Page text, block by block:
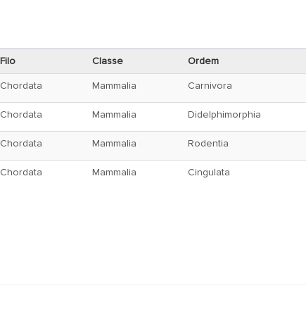
Filo Classe Ordem
Chordata Mammalia Carnivora
Chordata Mammalia Didelphimorphia
Chordata Mammalia Rodentia
Chordata Mammalia Cingulata